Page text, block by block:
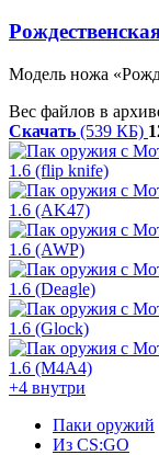
Модель ножа
Вес файлов в
Скачать (539 КБ)
+4 внутри
Паки оружий
Из CS:GO